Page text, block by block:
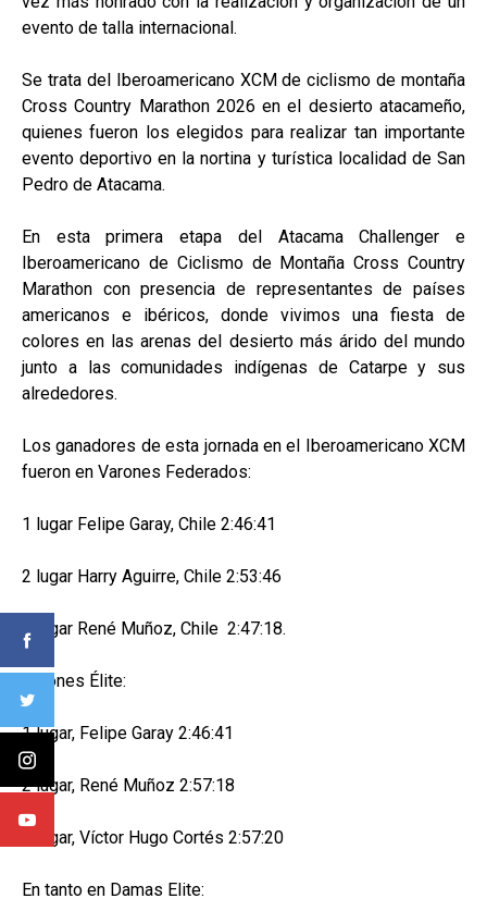
evento de talla internacional.
Se trata del Iberoamericano XCM de ciclismo de montaña
Cross Country Marathon 2026 en el desierto atacameño,
quienes fueron los elegidos para realizar tan importante
evento deportivo en la nortina y turística localidad de San
Pedro de Atacama.
En esta primera etapa del Atacama Challenger e
Iberoamericano de Ciclismo de Montaña Cross Country
Marathon con presencia de representantes de países
americanos e ibéricos, donde vivimos una fiesta de
colores en las arenas del desierto más árido del mundo
junto a las comunidades indígenas de Catarpe y sus
alrededores.
Los ganadores de esta jornada en el Iberoamericano XCM
fueron en Varones Federados:
1 lugar Felipe Garay, Chile 2:46:41
2 lugar Harry Aguirre, Chile 2:53:46
3 lugar René Muñoz, Chile 2:47:18.
Varones Élite:
1 lugar, Felipe Garay 2:46:41
2 lugar, René Muñoz 2:57:18
3 lugar, Víctor Hugo Cortés 2:57:20
En tanto en Damas Elite: